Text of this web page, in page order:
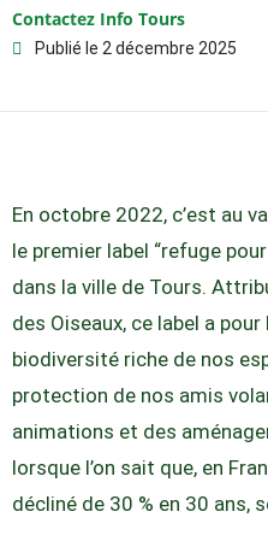
Contactez Info Tours
Publié le 2 décembre 2025
En octobre 2022, c’est au
le premier label “refuge
dans la ville de Tours.
des Oiseaux, ce label a
biodiversité riche de nos
protection de nos amis
animations et des
lorsque l’on sait que, en
décliné de 30 % en 30 ans,